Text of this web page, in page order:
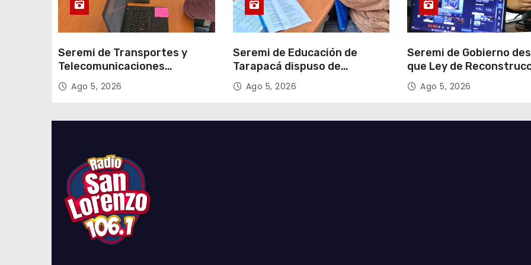
a
s
Seremi de Transportes y
Telecomunicaciones
encabezó primera mesa de
coordinación para el retiro de
Ago 5, 2026
Seremi de Educación de
Tarapacá dispuso de
facilitadores para apoyar
proceso de Admisión Escolar
Ago 5, 2026
Seremi de Gobierno
que Ley de
Nacional impulsará la
inversión y el empleo
Ago 5, 2026